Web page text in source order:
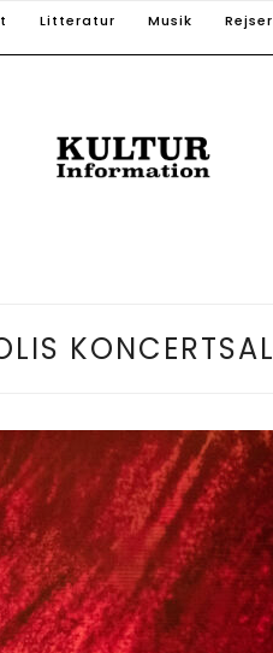
Litteratur Musik Rejser
KONCERTSAL